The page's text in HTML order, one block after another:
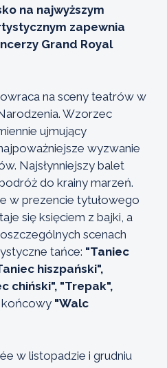
na najwyższym
zapewnia
Grand Royal
na sceny teatrów w
Wzorzec
ujmujący
wyzwanie
Najsłynniejszy balet
do krainy marzeń.
w prezencie tytułowego
się księciem z bajki, a
scenach
tańce: "Taniec
hiszpański",
chiński", "Trepak",
"Walc
w listopadzie i grudniu